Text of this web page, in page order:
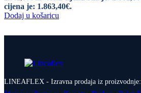
cijena je: 1.863,40€.
Dodaj u košaricu
LINEAFLEX - Izravna prodaja iz proizvodnje: